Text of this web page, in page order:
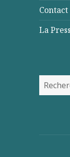
Contact
La